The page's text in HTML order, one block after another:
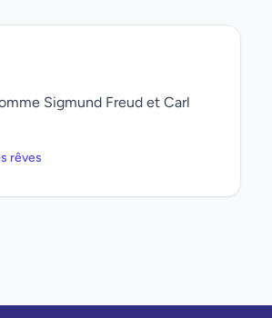
Sigmund Freud et Carl
rêves